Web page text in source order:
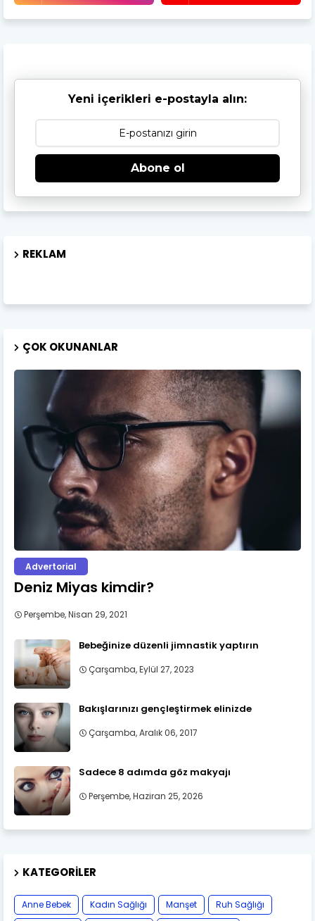
Yeni içerikleri e-postayla alın:
Abone ol
REKLAM
ÇOK OKUNANLAR
Advertorial
Deniz Miyas kimdir?
Perşembe, Nisan 29, 2021
Bebeğinize düzenli jimnastik yaptırın
Çarşamba, Eylül 27, 2023
Bakışlarınızı gençleştirmek elinizde
Çarşamba, Aralık 06, 2017
Sadece 8 adımda göz makyajı
Perşembe, Haziran 25, 2026
KATEGORILER
Anne Bebek Kadın Sağlığı Manşet
Ruh Sağlığı